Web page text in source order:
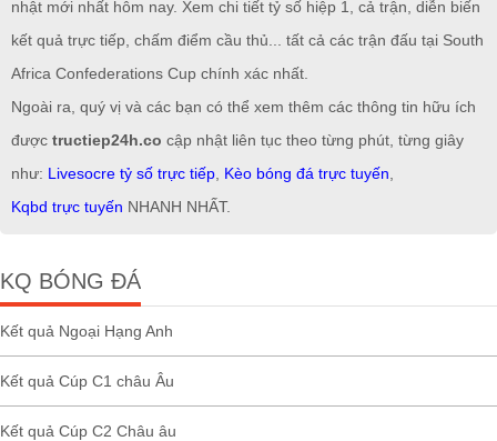
nhật mới nhất hôm nay. Xem chi tiết tỷ số hiệp 1, cả trận, diễn biến
kết quả trực tiếp, chấm điểm cầu thủ... tất cả các trận đấu tại South
Africa Confederations Cup chính xác nhất.
Ngoài ra, quý vị và các bạn có thể xem thêm các thông tin hữu ích
được tructiep24h.co cập nhật liên tục theo từng phút, từng giây
như: Livesocre tỷ số trực tiếp Kèo bóng đá trực tuyến
Kqbd trực tuyến NHANH NHẤT.
KQ BÓNG ĐÁ
Kết quả Ngoại Hạng Anh
Kết quả Cúp C1 châu Âu
Kết quả Cúp C2 Châu âu